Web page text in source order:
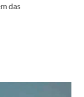
das